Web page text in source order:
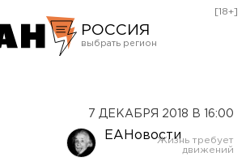
РОССИЯ
Оренбург
[18+]
7 ДЕКАБРЯ 2018 В 16:00
ЕАНовости